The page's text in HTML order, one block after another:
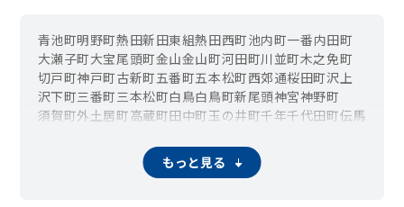
青池町明野町熱田新田東組熱田西町池内町一番内田町
大瀬子町大宝尾頭町金山金山町河田町川並町木之免町
切戸町神戸町古新町五番町五本松町西郊通桜田町沢上
沢下町三番町三本松町白鳥白鳥町新尾頭神宮神野町
須賀町外土居町高蔵町田中町玉の井町千年千代田町伝馬
八番花表町花町比々野町
南八熊町六野六番森後町 夜寒町
もっと見る